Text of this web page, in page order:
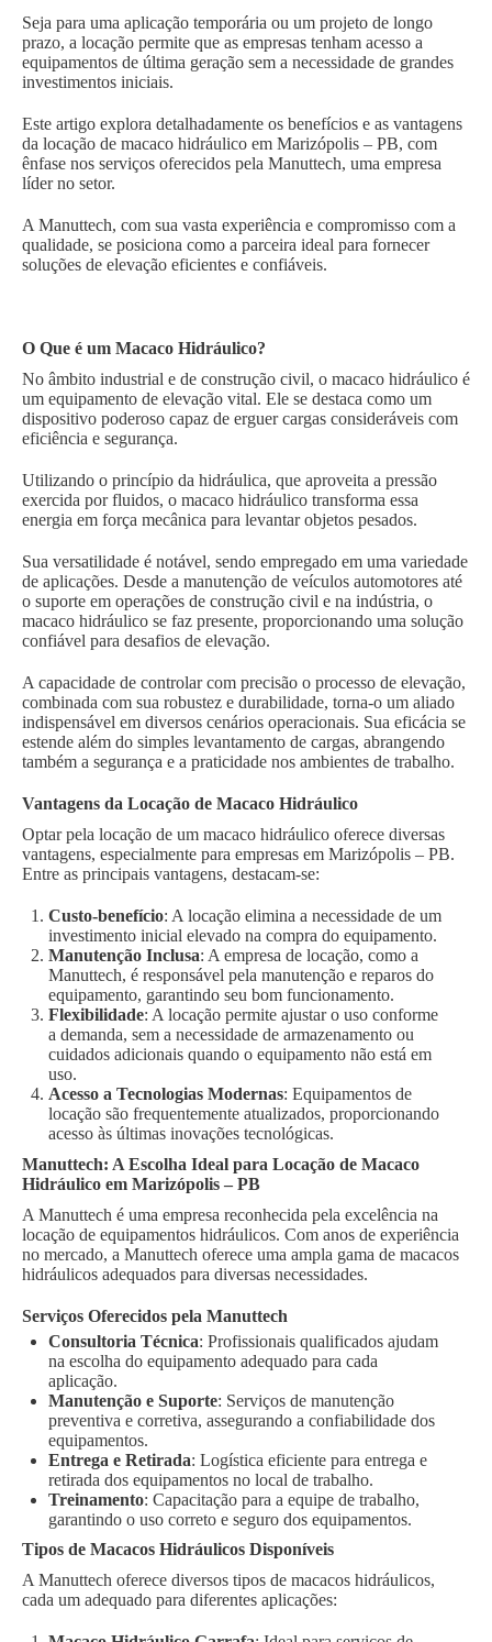
Seja para uma aplicação temporária ou um projeto de longo
prazo, a locação permite que as empresas tenham acesso a
equipamentos de última geração sem a necessidade de grandes
investimentos iniciais.
Este artigo explora detalhadamente os benefícios e as vantagens
da locação de macaco hidráulico em Marizópolis – PB, com
ênfase nos serviços oferecidos pela Manuttech, uma empresa
líder no setor.
A Manuttech, com sua vasta experiência e compromisso com a
qualidade, se posiciona como a parceira ideal para fornecer
soluções de elevação eficientes e confiáveis.
O Que é um Macaco Hidráulico?
No âmbito industrial e de construção civil, o macaco hidráulico é
um equipamento de elevação vital. Ele se destaca como um
dispositivo poderoso capaz de erguer cargas consideráveis com
eficiência e segurança.
Utilizando o princípio da hidráulica, que aproveita a pressão
exercida por fluidos, o macaco hidráulico transforma essa
energia em força mecânica para levantar objetos pesados.
Sua versatilidade é notável, sendo empregado em uma variedade
de aplicações. Desde a manutenção de veículos automotores até
o suporte em operações de construção civil e na indústria, o
macaco hidráulico se faz presente, proporcionando uma solução
confiável para desafios de elevação.
A capacidade de controlar com precisão o processo de elevação,
combinada com sua robustez e durabilidade, torna-o um aliado
indispensável em diversos cenários operacionais. Sua eficácia se
estende além do simples levantamento de cargas, abrangendo
também a segurança e a praticidade nos ambientes de trabalho.
Vantagens da Locação de Macaco Hidráulico
Optar pela locação de um macaco hidráulico oferece diversas
vantagens, especialmente para empresas em Marizópolis – PB.
Entre as principais vantagens, destacam-se:
Custo-benefício: A locação elimina a necessidade de um
investimento inicial elevado na compra do equipamento.
Manutenção Inclusa: A empresa de locação, como a
Manuttech, é responsável pela manutenção e reparos do
equipamento, garantindo seu bom funcionamento.
Flexibilidade: A locação permite ajustar o uso conforme
a demanda, sem a necessidade de armazenamento ou
cuidados adicionais quando o equipamento não está em
uso.
Acesso a Tecnologias Modernas: Equipamentos de
locação são frequentemente atualizados, proporcionando
acesso às últimas inovações tecnológicas.
Manuttech: A Escolha Ideal para Locação de Macaco
Hidráulico em Marizópolis – PB
A Manuttech é uma empresa reconhecida pela excelência na
locação de equipamentos hidráulicos. Com anos de experiência
no mercado, a Manuttech oferece uma ampla gama de macacos
hidráulicos adequados para diversas necessidades.
Serviços Oferecidos pela Manuttech
Consultoria Técnica: Profissionais qualificados ajudam
na escolha do equipamento adequado para cada
aplicação.
Manutenção e Suporte: Serviços de manutenção
preventiva e corretiva, assegurando a confiabilidade dos
equipamentos.
Entrega e Retirada: Logística eficiente para entrega e
retirada dos equipamentos no local de trabalho.
Treinamento: Capacitação para a equipe de trabalho,
garantindo o uso correto e seguro dos equipamentos.
Tipos de Macacos Hidráulicos Disponíveis
A Manuttech oferece diversos tipos de macacos hidráulicos,
cada um adequado para diferentes aplicações: